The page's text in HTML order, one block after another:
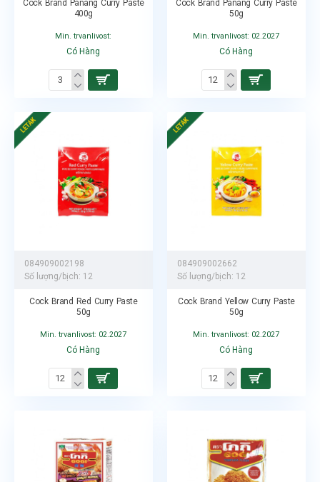
Cock Brand Panang Curry Paste
400g
Min. trvanlivost:
Có Hàng
Cock Brand Panang Curry Paste
50g
Min. trvanlivost: 02.2027
Có Hàng
LETÁK
084909002198
Số lượng/bịch: 12
Cock Brand Red Curry Paste
50g
Min. trvanlivost: 02.2027
Có Hàng
LETÁK
084909002662
Số lượng/bịch: 12
Cock Brand Yellow Curry Paste
50g
Min. trvanlivost: 02.2027
Có Hàng